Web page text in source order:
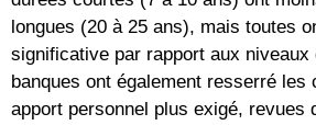
longues (20 à 25 ans), mais toutes
significative par rapport aux niveaux
banques ont également resserré les
apport personnel plus exigé, revues